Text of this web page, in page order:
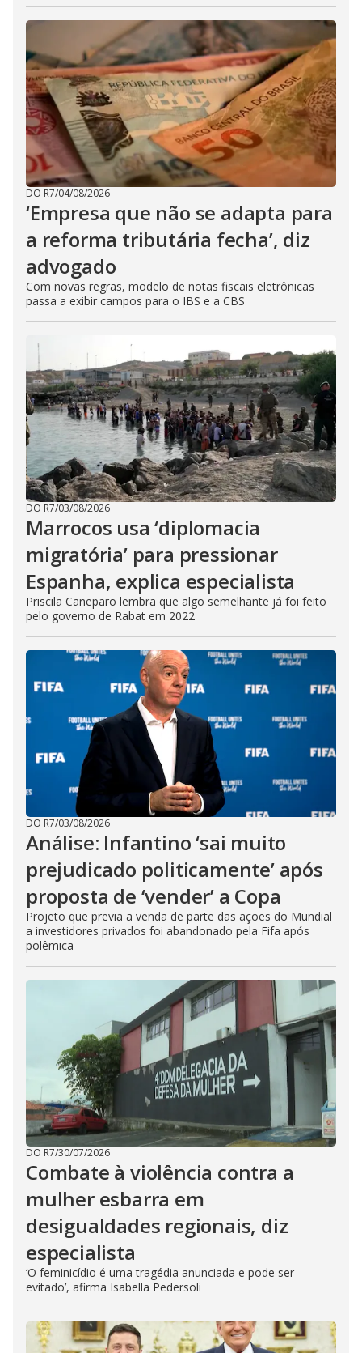
DO R7/04/08/2026
‘Empresa que não se adapta para
a reforma tributária fecha’, diz
advogado
Com novas regras, modelo de notas fiscais eletrônicas
passa a exibir campos para o IBS e a CBS
DO R7/03/08/2026
Marrocos usa ‘diplomacia
migratória’ para pressionar
Espanha, explica especialista
Priscila Caneparo lembra que algo semelhante já foi feito
pelo governo de Rabat em 2022
DO R7/03/08/2026
Análise: Infantino ‘sai muito
prejudicado politicamente’ após
proposta de ‘vender’ a Copa
Projeto que previa a venda de parte das ações do Mundial
a investidores privados foi abandonado pela Fifa após
polêmica
DO R7/30/07/2026
Combate à violência contra a
mulher esbarra em
desigualdades regionais, diz
especialista
‘O feminicídio é uma tragédia anunciada e pode ser
evitado’, afirma Isabella Pedersoli